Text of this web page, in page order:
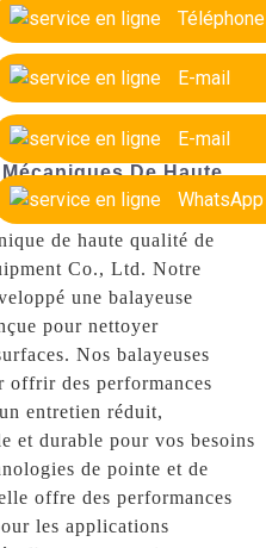
Téléphone
E-mail
E-mail
WhatsApp
mécaniques de haute
De Haute
de haute qualité de
Co., Ltd. Notre
une balayeuse
pour nettoyer
Nos balayeuses
offrir des performances
entretien réduit,
et durable pour vos besoins
de pointe et de
offre des performances
les applications